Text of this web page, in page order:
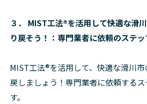
３． MIST工法®を活用して快適な滑
り戻そう！：専門業者に依頼のステ
MIST工法®を活用して、快適な滑川
戻しましょう！専門業者に依頼する
す。